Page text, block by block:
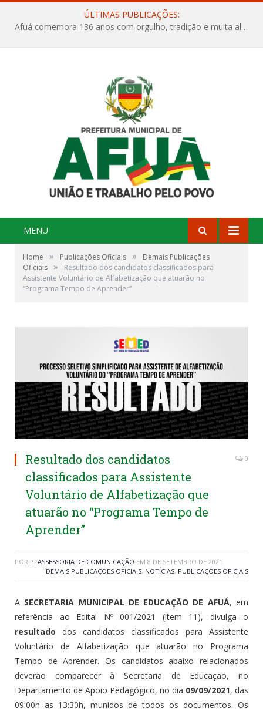
ÚLTIMAS PUBLICAÇÕES:
Afuá comemora 136 anos com orgulho, tradição e muita alegria na Quadra Dr. Nelson Salomão
MENU
Home » Publicações Oficiais »
Demais Publicações
Oficiais »
Resultado dos candidatos classificados para
Assistente Voluntário de Alfabetização que atuarão no
“Programa Tempo de Aprender”
Resultado dos candidatos
classificados para Assistente
Voluntário de Alfabetização que
atuarão no “Programa Tempo de
Aprender”
0
POR P: ASSESSORIA DE COMUNICAÇÃO EM 8 DE SETEMBRO DE 2021
DEMAIS PUBLICAÇÕES OFICIAIS, NOTÍCIAS, PUBLICAÇÕES OFICIAIS
A SECRETARIA MUNICIPAL DE EDUCAÇÃO DE AFUÁ, em
referência ao Edital Nº 001/2021 (item 11), divulga o
resultado dos candidatos classificados para Assistente
Voluntário de Alfabetização que atuarão no Programa
Tempo de Aprender. Os candidatos abaixo relacionados
deverão comparecer à Secretaria de Educação, no
Departamento de Apoio Pedagógico, no dia 09/09/2021, das
09:00h as 13:30h, munidos de todos os documentos. Os